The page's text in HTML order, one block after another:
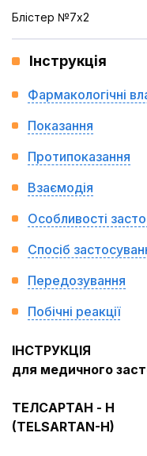
Блістер №7x2
Інструкція
Фармакологічні
Показання
Протипоказання
Взаємодія
Особливості
Спосіб
Передозування
Побічні реакції
ІНСТРУКЦІЯ
для медичного
ТЕЛСАРТАН - Н
(TELSARTAN-H)